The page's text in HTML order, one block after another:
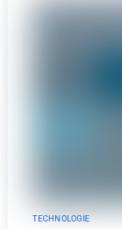
TECHNOLOGIE